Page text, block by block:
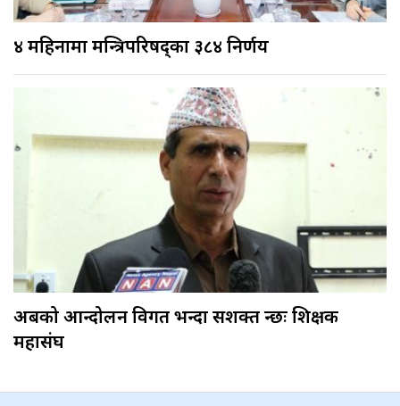
४ महिनामा मन्त्रिपरिषद्का ३८४ निर्णय
अबको आन्दोलन विगत भन्दा सशक्त हुन्छः शिक्षक
महासंघ